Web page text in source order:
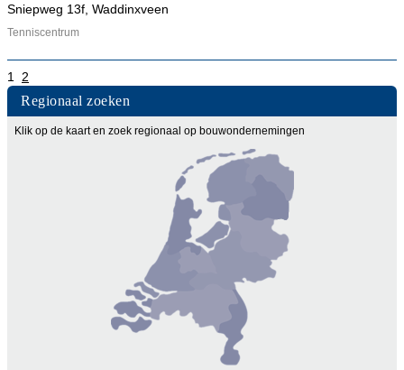
Sniepweg 13f, Waddinxveen
Tenniscentrum
1 2
Regionaal zoeken
Klik op de kaart en zoek regionaal op bouwondernemingen